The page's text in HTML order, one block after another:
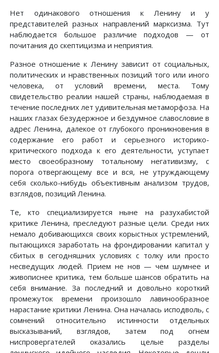
Нет одинакового отношения к Ленину и у
представителей разных направлений марксизма. Тут
наблюдается большое различие подходов — от
почитания до скептицизма и неприятия.
Разное отношение к Ленину зависит от социальных,
политических и нравственных позиций того или иного
человека, от условий времени, места. Тому
свидетельство реалии нашей страны, наблюдаемая в
течение последних лет удивительная метаморфоза. На
наших глазах безудержное и бездумное славословие в
адрес Ленина, далекое от глубокого проникновения в
содержание его работ и серьезного историко-
критического подхода к его деятельности, уступает
место своеобразному тотальному негативизму, с
порога отвергающему все и вся, не утруждающему
себя сколько-нибудь объективным анализом трудов,
взглядов, позиций Ленина.
Те, кто специализируется ныне на разухабистой
критике Ленина, преследуют разные цели. Среди них
немало добивающихся своих корыстных устремлений,
пытающихся заработать на фрондировании капитал у
сбитых в сегодняшних условиях с толку или просто
несведущих людей. Прием не нов — чем шумнее и
живописнее критика, тем больше шансов обратить на
себя внимание. За последний и довольно короткий
промежуток времени произошло лавинообразное
нарастание критики Ленина. Она началась исподволь, с
сомнений относительно истинности отдельных
высказываний, взглядов, затем под огнем
ниспровергателей оказались целые разделы